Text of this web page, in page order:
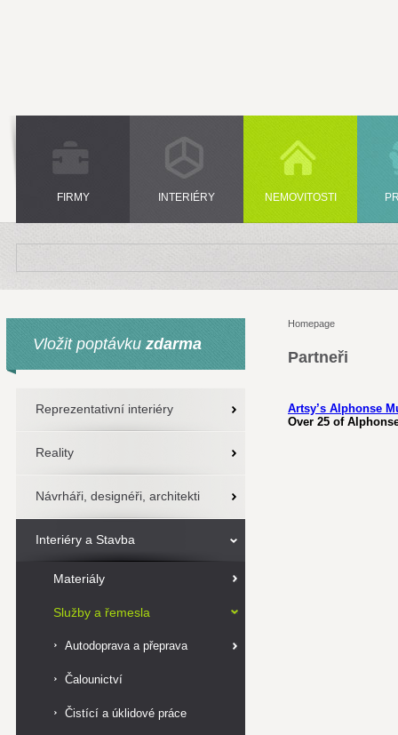
FIRMY INTERIÉRY NEMOVITOSTI
Vložit poptávku zdarma
Reprezentativní interiéry
Reality
Návrháři, designéři, architekti
Interiéry a Stavba
Materiály
Služby a řemesla
Autodoprava a přeprava
Čalounictví
Čistící a úklidové práce
Homepage
Partneři
Artsy’s Alphonse
Over 25 of